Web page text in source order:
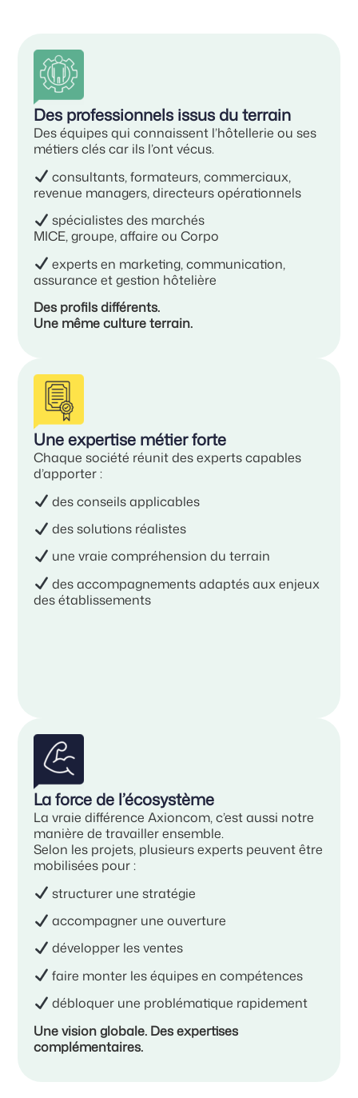
Des professionnels issus du terrain
Des équipes qui connaissent l’hôtellerie ou ses
métiers clés car ils l’ont vécus.
consultants, formateurs, commerciaux,
revenue managers, directeurs opérationnels
spécialistes des marchés
MICE, groupe, affaire ou Corpo
experts en marketing, communication,
assurance et gestion hôtelière
Des profils différents.
Une même culture terrain.
Une expertise métier forte
Chaque société réunit des experts capables
d’apporter :
des conseils applicables
des solutions réalistes
une vraie compréhension du terrain
des accompagnements adaptés aux enjeux
des établissements
La force de l’écosystème
La vraie différence Axioncom, c’est aussi notre
manière de travailler ensemble.
Selon les projets, plusieurs experts peuvent être
mobilisées pour :
structurer une stratégie
accompagner une ouverture
développer les ventes
faire monter les équipes en compétences
débloquer une problématique rapidement
Une vision globale. Des expertises
complémentaires.